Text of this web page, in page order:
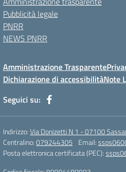
Pubblicità legale
PNRR
NEWS PNRR
Amministrazione Trasparente
Dichiarazione di accessibilitàNote
Seguici su:
Indirizzo:Via Donizetti N 1 - 07100
Centralino:079244305 Email:
Posta elettronica certificata (PEC):